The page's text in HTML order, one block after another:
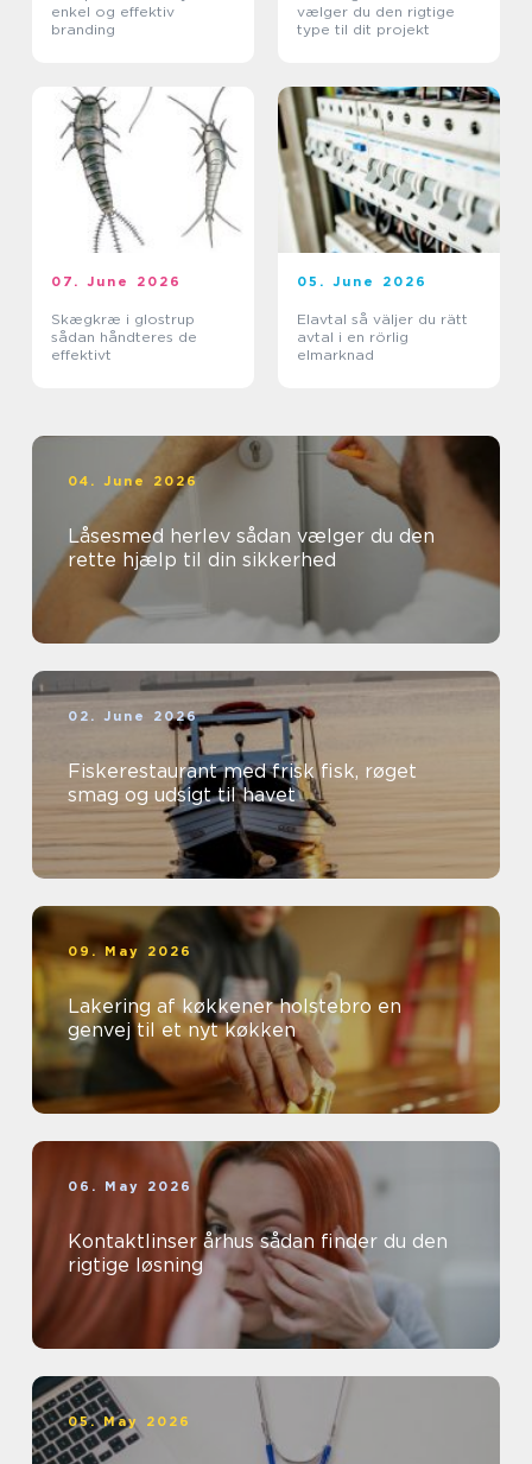
enkel og effektiv
branding
vælger du den rigtige
type til dit projekt
07. June 2026
Skægkræ i glostrup
sådan håndteres de
effektivt
05. June 2026
Elavtal så väljer du rätt
avtal i en rörlig
elmarknad
04. June 2026
Låsesmed herlev sådan vælger du den
rette hjælp til din sikkerhed
02. June 2026
Fiskerestaurant med frisk fisk, røget
smag og udsigt til havet
09. May 2026
Lakering af køkkener holstebro en
genvej til et nyt køkken
06. May 2026
Kontaktlinser århus sådan finder du den
rigtige løsning
05. May 2026